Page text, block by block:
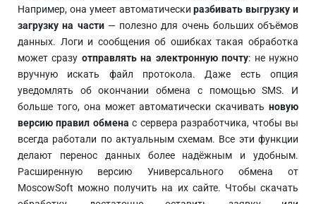
Например, она умеет автоматическиразбивать выгрузку и
загрузку на части— полезно для очень больших объёмов
данных. Логи и сообщения об ошибках такая обработка
может сразу отправлять на электронную почту: не нужно
вручную искать файл протокола. Даже есть опция
уведомлять об окончании обмена с помощью SMS. И
больше того, она может автоматически скачивать новую
версию правил обмена с сервера разработчика, чтобы вы
всегда работали по актуальным схемам. Все эти функции
делают перенос данных более надёжным и удобным.
Расширенную версию Универсального обмена от
MoscowSoft можно получить на их сайте. Чтобы скачать